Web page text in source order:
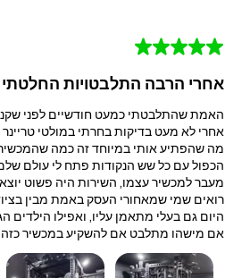
★
★
★
★
★
אחרי הרבה התלבטויות החלטתי
האמת שהתלבטתי כמעט חודשיים לפני
אחרי לא מעט בדיקות בחרתי במולטי טריינר עם הסמית' התלת-כיווני ו-6 נקודות הפולי,
מה שהפתיע אותי במיוחד זה כמה
הכפול עם כל שש הנקודות פתח לי עולם
מעבר למכשיר עצמו, השירות היה פשוט
רואים שמי שמאחורי העסק באמת מבין
היום גם בעלי מתאמן עליו, ואפילו הילדים
אם מישהו מתלבט אם להשקיע במכשיר כזה